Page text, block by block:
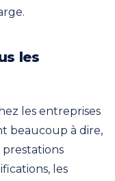
les
les entreprises
beaucoup à dire,
les